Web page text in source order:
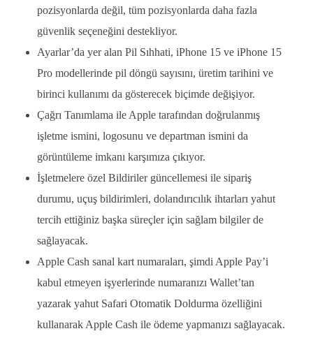
pozisyonlarda değil, tüm pozisyonlarda daha fazla
güvenlik seçeneğini destekliyor.
Ayarlar’da yer alan Pil Sıhhati, iPhone 15 ve iPhone 15
Pro modellerinde pil döngü sayısını, üretim tarihini ve
birinci kullanımı da gösterecek biçimde değişiyor.
Çağrı Tanımlama ile Apple tarafından doğrulanmış
işletme ismini, logosunu ve departman ismini da
görüntüleme imkanı karşımıza çıkıyor.
İşletmelere özel Bildiriler güncellemesi ile sipariş
durumu, uçuş bildirimleri, dolandırıcılık ihtarları yahut
tercih ettiğiniz başka süreçler için sağlam bilgiler de
sağlayacak.
Apple Cash sanal kart numaraları, şimdi Apple Pay’i
kabul etmeyen işyerlerinde numaranızı Wallet’tan
yazarak yahut Safari Otomatik Doldurma özelliğini
kullanarak Apple Cash ile ödeme yapmanızı sağlayacak.